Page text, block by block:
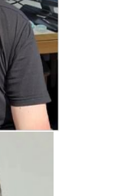
Will er